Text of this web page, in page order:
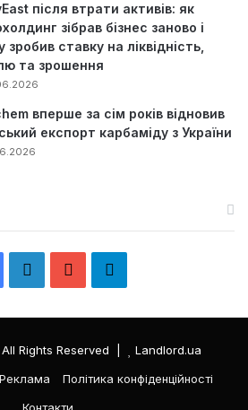
після втрати активів: як
зібрав бізнес заново і
зробив ставку на ліквідність,
та зрошення
вперше за сім років відновив
експорт карбаміду з України
k
T
л
е
Rights Reserved |
Landlord.ua
Реклама
Політика конфіденційності